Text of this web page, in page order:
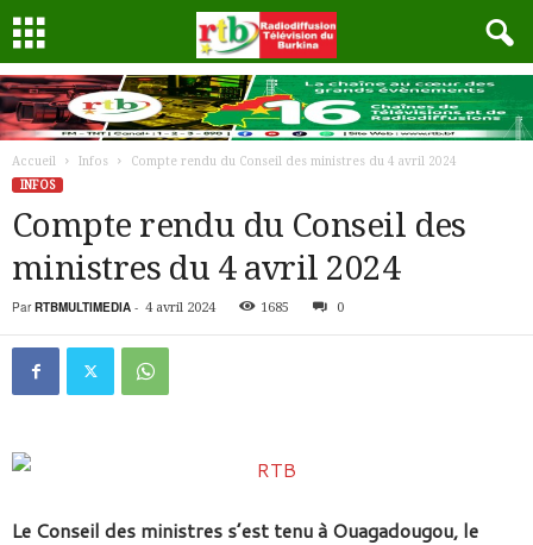
Accueil Infos
Compte rendu du Conseil des ministres du 4 avril 2024
INFOS
Compte rendu du Conseil des
ministres du 4 avril 2024
Par RTBMULTIMEDIA - 4 avril 2024 1685 0
Le Conseil des ministres s’est tenu à Ouagadougou, le